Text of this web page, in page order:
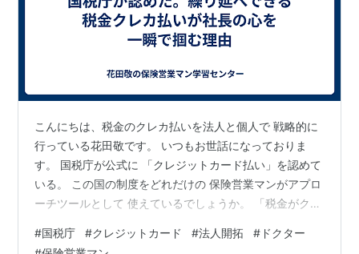
こんにちは、税金のクレカ払いを法人と個人で 戦略的に
行っている花田敬です。 いつもお世話になっておりま
す。 国税庁が公式に 「クレジットカード払い」を認めて
いる。 この国の制度をどれだけの 保険営業マンがアプロ
ーチツールとして 使えているでしょうか。 「税金がクレ
きないと思っていた」 社長の9割がこのレベルです。 と
#国税庁 #クレジットカード #法人開拓 # ドクター